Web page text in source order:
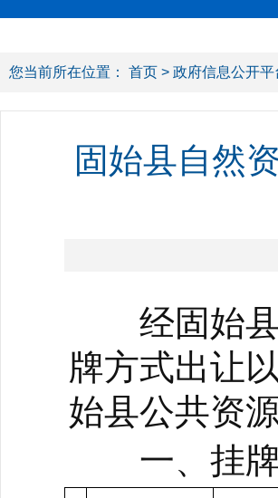
您当前所在位置： 首页 > 政府信息公开平
固始县自然
经固始县
牌方式出让
始县公共资
一、挂牌